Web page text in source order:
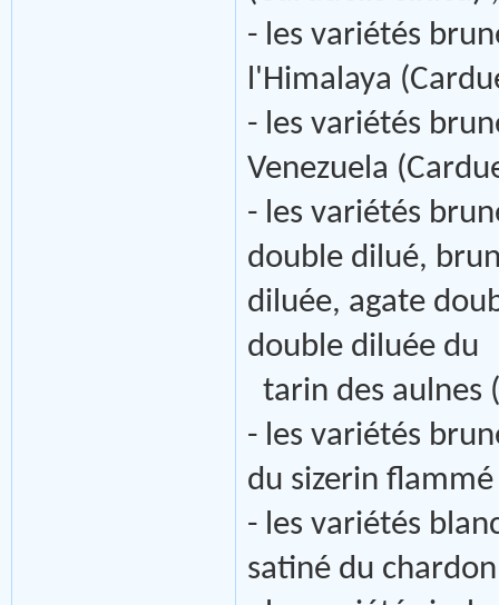
- les variétés
l'Himalaya
- les variétés
Venezuela
- les variétés
double dilué,
diluée, agate
double diluée du
tarin des aulnes
- les variétés
du sizerin
- les variétés
satiné du